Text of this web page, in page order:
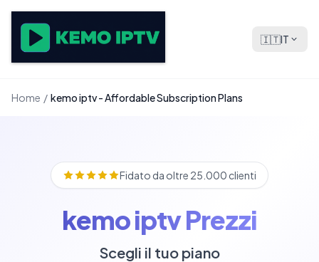
🇮🇹IT
Home / kemo iptv - Affordable Subscription Plans
Fidato da oltre 25.000 clienti
kemo iptv Prezzi
Scegli il tuo piano